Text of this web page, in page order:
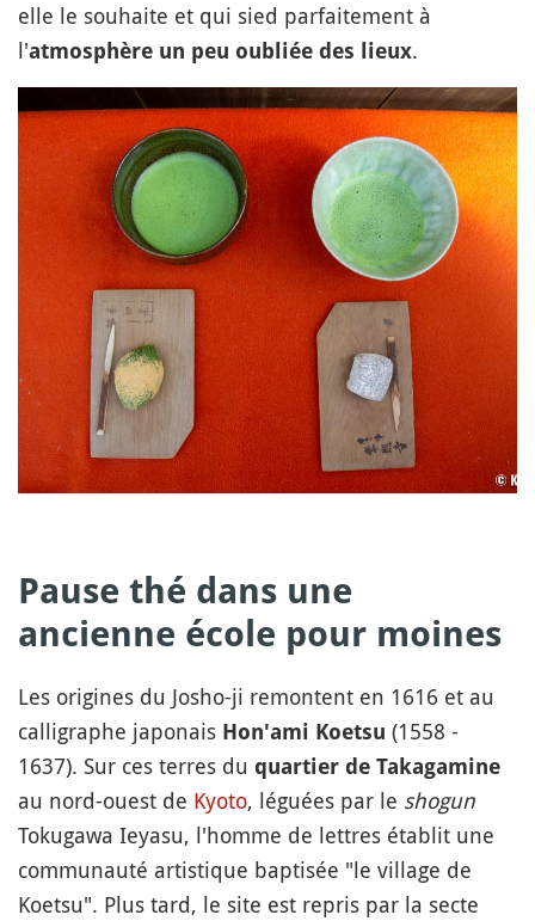
elle le souhaite et qui sied parfaitement à
l'atmosphère un peu oubliée des lieux.
Pause thé dans une
ancienne école pour moines
Les origines du Josho-ji remontent en 1616 et au
calligraphe japonais Hon'ami Koetsu (1558 -
1637). Sur ces terres du quartier de Takagamine
au nord-ouest de Kyoto, léguées par le shogun
Tokugawa Ieyasu, l'homme de lettres établit une
communauté artistique baptisée "le village de
Koetsu". Plus tard, le site est repris par la secte